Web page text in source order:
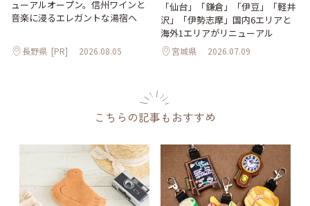
ューアルオープン。信州ワインと
音楽に浸るエレガントな湯宿へ
長野県 [PR] 2026.08.05
「仙台」「鎌倉」「伊豆」「軽井
沢」「伊勢志摩」国内6エリアと
海外1エリアがリニューアル
宮城県 2026.07.09
こちらの記事もおすすめ